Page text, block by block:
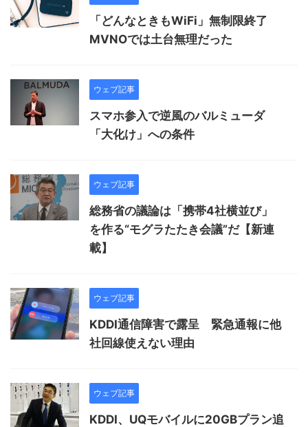
「どんなときもWiFi」無制限終了
MVNOでは土台無理だった
ウェブ記事
スマホ参入で逆風のバルミューダ
「大化け」への条件
ウェブ記事
総務省の議論は「携帯4社横並び」
を作る“モグラたたき会議”だ【新連
載】
ウェブ記事
KDDI通信障害で露呈 緊急通報に他
社回線使えない理由
ウェブ記事
KDDI、UQモバイルに20GBプラン追